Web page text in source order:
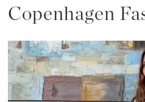
Copenhagen